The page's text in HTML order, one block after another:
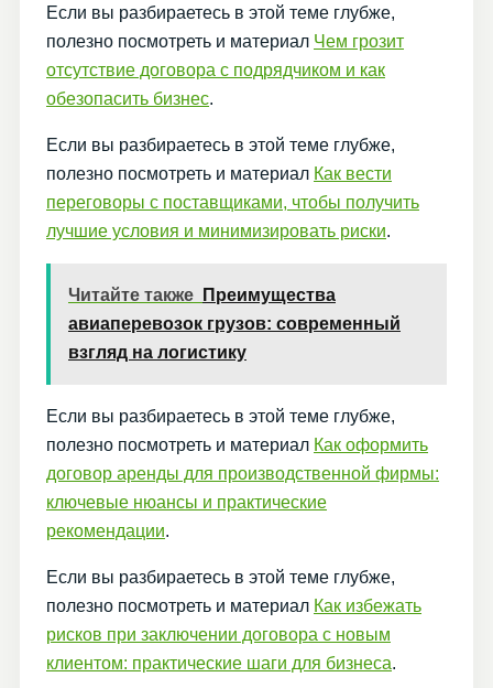
Если вы разбираетесь в этой теме глубже,
полезно посмотреть и материал Чем грозит
отсутствие договора с подрядчиком и как
обезопасить бизнес.
Если вы разбираетесь в этой теме глубже,
полезно посмотреть и материал Как вести
переговоры с поставщиками, чтобы получить
лучшие условия и минимизировать риски.
Читайте также
Преимущества
авиаперевозок грузов: современный
взгляд на логистику
Если вы разбираетесь в этой теме глубже,
полезно посмотреть и материал Как оформить
договор аренды для производственной фирмы:
ключевые нюансы и практические
рекомендации.
Если вы разбираетесь в этой теме глубже,
полезно посмотреть и материал Как избежать
рисков при заключении договора с новым
клиентом: практические шаги для бизнеса.